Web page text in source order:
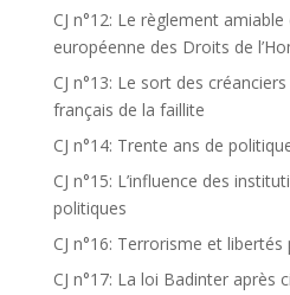
CJ n°12: Le règlement
européenne des Droits de
CJ n°13: Le sort des
français de la faillite
CJ n°14: Trente ans de
CJ n°15: L’influence des
politiques
CJ n°16: Terrorisme et libertés
CJ n°17: La loi Badinter après